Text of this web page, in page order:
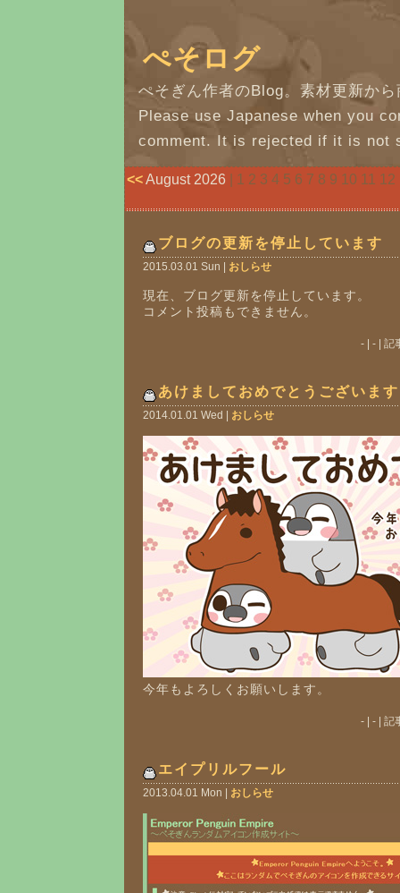
ぺそログ
ぺそぎん作者のBlog。素材更新か
Please use Japanese when you
comment. It is rejected if it is not
<< August 2026 | 1 2 3 4 5 6 7 8 9 10 11
ブログの更新を停止しています
2015.03.01 Sun | おしらせ
現在、ブログ更新を停止しています。
コメント投稿もできません。
- | - | 記
あけましておめでとうございます
2014.01.01 Wed | おしらせ
今年もよろしくお願いします。
- | - | 記
エイプリルフール
2013.04.01 Mon | おしらせ